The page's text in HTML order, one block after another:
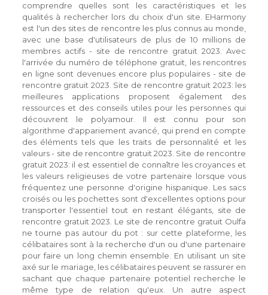
comprendre quelles sont les caractéristiques et les
qualités à rechercher lors du choix d'un site. EHarmony
est l'un des sites de rencontre les plus connus au monde,
avec une base d'utilisateurs de plus de 10 millions de
membres actifs - site de rencontre gratuit 2023. Avec
l'arrivée du numéro de téléphone gratuit, les rencontres
en ligne sont devenues encore plus populaires - site de
rencontre gratuit 2023. Site de rencontre gratuit 2023: les
meilleures applications proposent également des
ressources et des conseils utiles pour les personnes qui
découvrent le polyamour. Il est connu pour son
algorithme d'appariement avancé, qui prend en compte
des éléments tels que les traits de personnalité et les
valeurs - site de rencontre gratuit 2023. Site de rencontre
gratuit 2023: il est essentiel de connaître les croyances et
les valeurs religieuses de votre partenaire lorsque vous
fréquentez une personne d'origine hispanique. Les sacs
croisés ou les pochettes sont d'excellentes options pour
transporter l'essentiel tout en restant élégants, site de
rencontre gratuit 2023. Le site de rencontre gratuit Oulfa
ne tourne pas autour du pot : sur cette plateforme, les
célibataires sont à la recherche d'un ou d'une partenaire
pour faire un long chemin ensemble. En utilisant un site
axé sur le mariage, les célibataires peuvent se rassurer en
sachant que chaque partenaire potentiel recherche le
même type de relation qu'eux. Un autre aspect